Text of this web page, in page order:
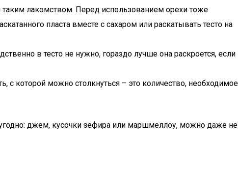
лакомством. Перед использованием орехи тоже
пласта вместе с сахаром или раскатывать тесто на
в тесто не нужно, гораздо лучше она раскроется, если
с которой можно столкнуться – это количество, необходимое
джем, кусочки зефира или маршмеллоу, можно даже не